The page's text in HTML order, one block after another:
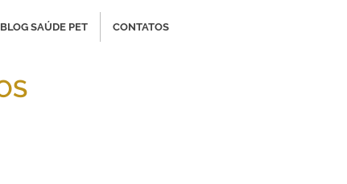
BLOG SAÚDE PET CONTATOS